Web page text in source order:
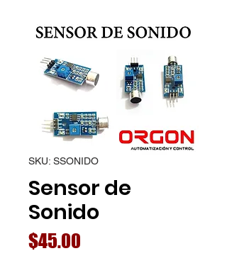
SKU: SSONIDO
Sensor de
Sonido
$45.00